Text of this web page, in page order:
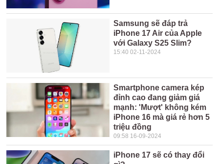
Samsung sẽ đáp trả
iPhone 17 Air của Apple
với Galaxy S25 Slim?
15:40 02-11-2024
Smartphone camera kép
đỉnh cao đang giảm giá
mạnh: 'Mượt' không kém
iPhone 16 mà giá rẻ hơn 5
triệu đồng
09:58 16-09-2024
iPhone 17 sẽ có thay đổi